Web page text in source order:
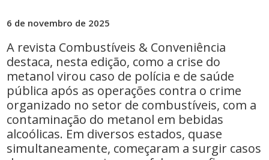
6 de novembro de 2025
A revista Combustíveis & Conveniência
destaca, nesta edição, como a crise do
metanol virou caso de polícia e de saúde
pública após as operações contra o crime
organizado no setor de combustíveis, com a
contaminação do metanol em bebidas
alcoólicas. Em diversos estados, quase
simultaneamente, começaram a surgir casos